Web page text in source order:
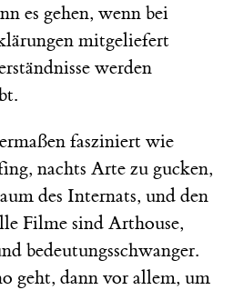
es gehen, wenn bei
mitgeliefert
werden
fasziniert wie
nachts Arte zu gucken,
des Internats, und den
Filme sind Arthouse,
bedeutungsschwanger.
geht, dann vor allem, um